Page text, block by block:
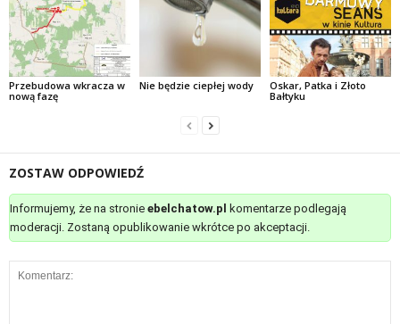
Przebudowa wkracza w
nową fazę
Nie będzie ciepłej wody
Oskar, Patka i Złoto
Bałtyku
ZOSTAW ODPOWIEDŹ
Informujemy, że na stronie ebelchatow.pl
komentarze podlegają
moderacji. Zostaną opublikowanie wkrótce po akceptacji.